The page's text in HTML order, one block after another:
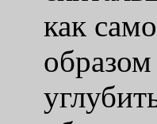
как